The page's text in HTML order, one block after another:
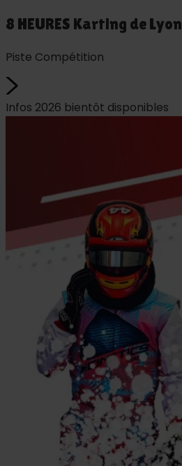
8 HEURES Karting de Lyon
Piste Compétition
Infos 2026 bientôt disponibles